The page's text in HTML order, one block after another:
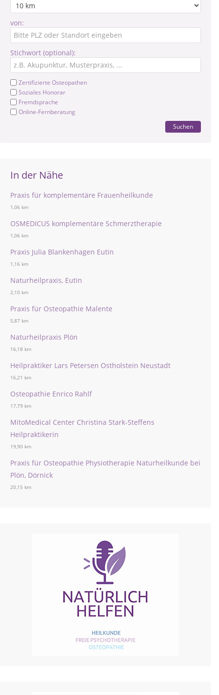
von:
Stichwort (optional):
Zertifizierte Osteopathen
Soziales Honorar
Fremdsprache
Online-Fernberatung
Suchen
In der Nähe
Praxis für komplementäre Frauenheilkunde
1,06 km
OSMEDICUS komplementäre Schmerztherapie
1,06 km
Praxis Julia Blankenhagen Eutin
1,16 km
Naturheilpraxis, Eutin
2,10 km
Praxis für Osteopathie Malente
5,87 km
Naturheilpraxis Plön
16,18 km
Heilpraktiker Lars Petersen Ostholstein Neustadt
16,21 km
Osteopathie Enrico Rahlf
17,79 km
MitoMedical Center Christina Stark-Steffens
Heilpraktikerin
19,90 km
Praxis für Osteopathie Physiotherapie Naturheilkunde bei
Plön, Dörnick
20,15 km